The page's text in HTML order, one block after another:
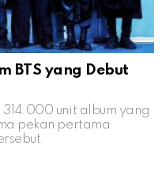
BTS yang Debut
314.000 unit album yang
pekan pertama